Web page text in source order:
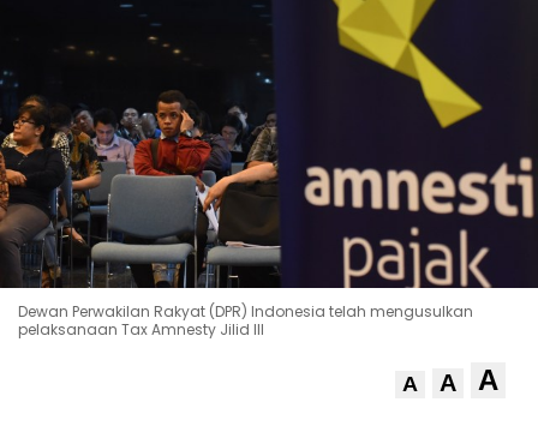
Dewan Perwakilan Rakyat (DPR) Indonesia telah mengusulkan
pelaksanaan Tax Amnesty Jilid III
A A A